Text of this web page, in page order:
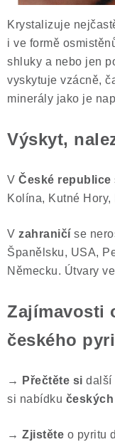
Krystalizuje
i ve formě
shluky a nebo jen
vyskytuje vzácně,
minerály jako je
Výskyt,
V České republice
Kolína, Kutné
V zahraničí se
Španělsku, USA,
Německu. Útvary
Zajímavosti
českého
→ Přečtěte si další
si nabídku
→ Zjistěte o pyritu